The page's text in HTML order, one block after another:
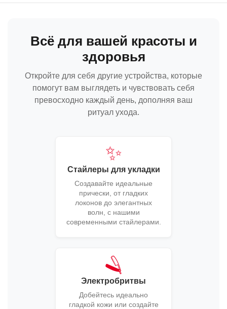
Всё для вашей красоты и
здоровья
Откройте для себя другие устройства, которые
помогут вам выглядеть и чувствовать себя
превосходно каждый день, дополняя ваш
ритуал ухода.
✨
Стайлеры для укладки
Создавайте идеальные
прически, от гладких
локонов до элегантных
волн, с нашими
современными стайлерами.
🪒
Электробритвы
Добейтесь идеально
гладкой кожи или создайте